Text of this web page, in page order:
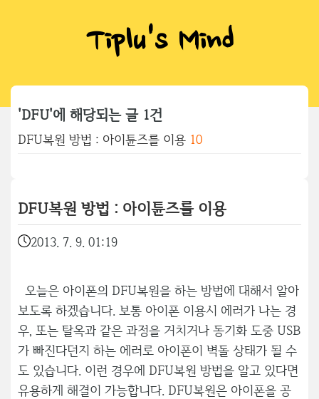
Tiplu's Mind
'DFU'에 해당되는 글 1건
DFU복원 방법 : 아이튠즈를 이용 10
DFU복원 방법 : 아이튠즈를 이용
2013. 7. 9. 01:19
오늘은 아이폰의 DFU복원을 하는 방법에 대해서 알아
보도록 하겠습니다. 보통 아이폰 이용시 에러가 나는 경
우, 또는 탈옥과 같은 과정을 거치거나 동기화 도중 USB
가 빠진다던지 하는 에러로 아이폰이 벽돌 상태가 될 수
도 있습니다. 이런 경우에 DFU복원 방법을 알고 있다면
유용하게 해결이 가능합니다. DFU복원은 아이폰을 공